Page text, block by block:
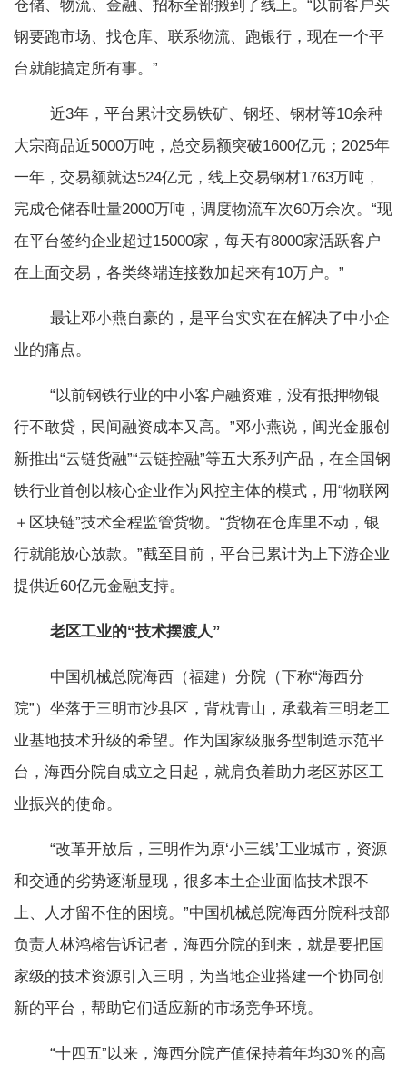
仓储、物流、金融、招标全部搬到了线上。“以前客户买
钢要跑市场、找仓库、联系物流、跑银行，现在一个平
台就能搞定所有事。”
近3年，平台累计交易铁矿、钢坯、钢材等10余种
大宗商品近5000万吨，总交易额突破1600亿元；2025年
一年，交易额就达524亿元，线上交易钢材1763万吨，
完成仓储吞吐量2000万吨，调度物流车次60万余次。“现
在平台签约企业超过15000家，每天有8000家活跃客户
在上面交易，各类终端连接数加起来有10万户。”
最让邓小燕自豪的，是平台实实在在解决了中小企
业的痛点。
“以前钢铁行业的中小客户融资难，没有抵押物银
行不敢贷，民间融资成本又高。”邓小燕说，闽光金服创
新推出“云链货融”“云链控融”等五大系列产品，在全国钢
铁行业首创以核心企业作为风控主体的模式，用“物联网
＋区块链”技术全程监管货物。“货物在仓库里不动，银
行就能放心放款。”截至目前，平台已累计为上下游企业
提供近60亿元金融支持。
老区工业的“技术摆渡人”
中国机械总院海西（福建）分院（下称“海西分
院”）坐落于三明市沙县区，背枕青山，承载着三明老工
业基地技术升级的希望。作为国家级服务型制造示范平
台，海西分院自成立之日起，就肩负着助力老区苏区工
业振兴的使命。
“改革开放后，三明作为原‘小三线’工业城市，资源
和交通的劣势逐渐显现，很多本土企业面临技术跟不
上、人才留不住的困境。”中国机械总院海西分院科技部
负责人林鸿榕告诉记者，海西分院的到来，就是要把国
家级的技术资源引入三明，为当地企业搭建一个协同创
新的平台，帮助它们适应新的市场竞争环境。
“十四五”以来，海西分院产值保持着年均30％的高